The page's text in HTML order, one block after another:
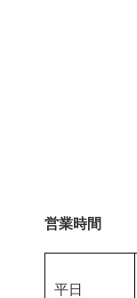
営業時間
平日